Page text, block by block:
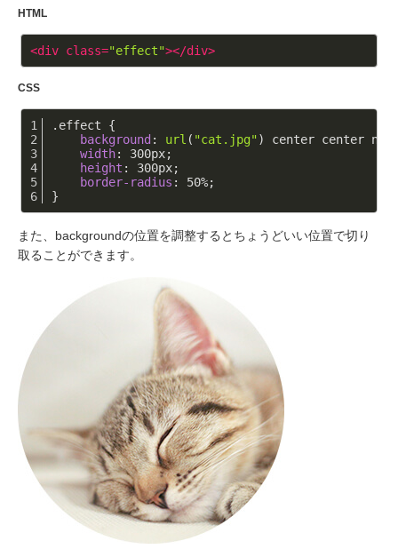
HTML
<div class="effect"></div>
CSS
.effect {
background : url ( "cat.jpg") center center no-
width: 300px;
height : 300px;
border-radius : 50%;
}
また、backgroundの位置を調整するとちょうどいい位置で切り
取ることができます。